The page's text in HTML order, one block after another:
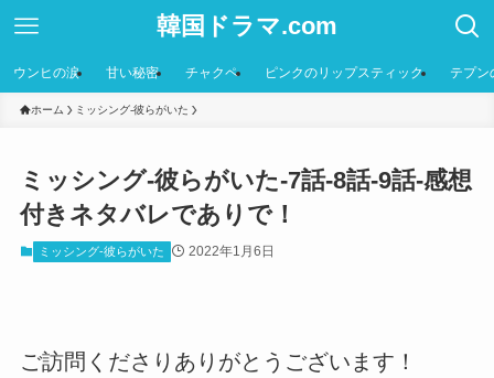
韓国ドラマ.com
ウンヒの涙 甘い秘密 チャクペ ピンクのリップスティック テプン
ホーム ミッシング-彼らがいた
ミッシング-彼らがいた-7話-8話-9話-感想
付きネタバレでありで！
ミッシング-彼らがいた 2022年1月6日
ご訪問くださりありがとうございます！